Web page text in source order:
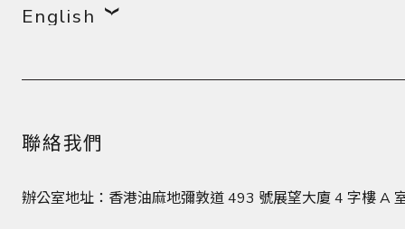
English
聯絡我們
辦公室地址：香港油麻地彌敦道 493 號展望大廈 4 字樓 A